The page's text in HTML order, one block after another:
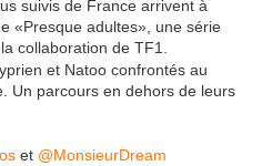
suivis de France arrivent à
«Presque adultes», une série
collaboration de TF1.
et Natoo confrontés au
Un parcours en dehors de leurs
et @MonsieurDream